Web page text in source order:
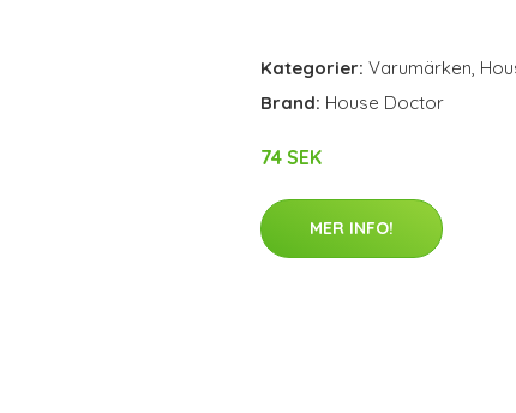
Kategorier: Varumärken,
Brand: House Doctor
74 SEK
MER INFO!